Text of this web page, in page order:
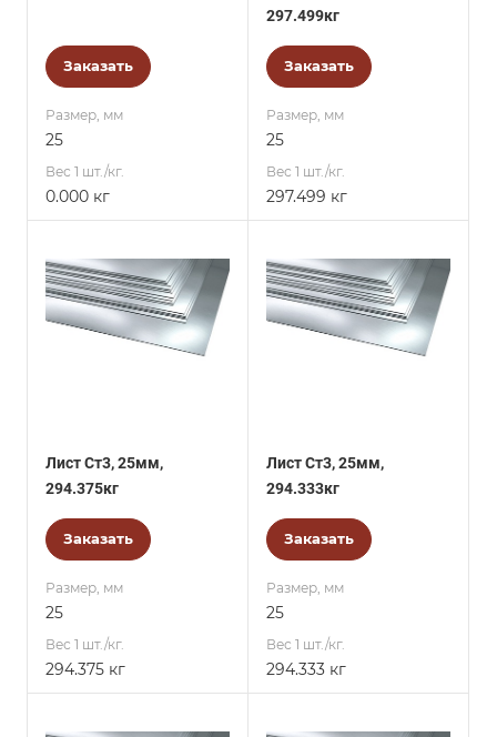
Заказать
Размер, мм
25
Вес 1 шт./кг.
0.000 кг
297.499кг
Заказать
Размер, мм
25
Вес 1 шт./кг.
297.499 кг
Лист Ст3, 25мм,
294.375кг
Заказать
Размер, мм
25
Вес 1 шт./кг.
294.375 кг
Лист Ст3, 25мм,
294.333кг
Заказать
Размер, мм
25
Вес 1 шт./кг.
294.333 кг